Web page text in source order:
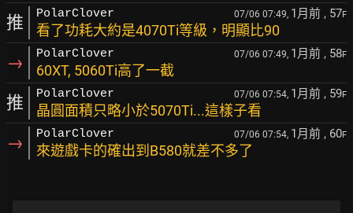
推 PolarClover 07/06 07:49, 1月前 , 57F
看了功耗大約是4070Ti等級，明顯比90
→ PolarClover 07/06 07:49, 1月前 , 58F
60XT, 5060Ti高了一截
推 PolarClover 07/06 07:54, 1月前 , 59F
晶圓面積只略小於5070Ti...這樣子看
→ PolarClover 07/06 07:54, 1月前 , 60F
來遊戲卡的確出到B580就差不多了